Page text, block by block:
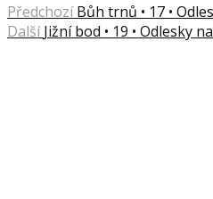
Předchozí Bůh trnů • 17 •
Další Jižní bod • 19 • Odlesky